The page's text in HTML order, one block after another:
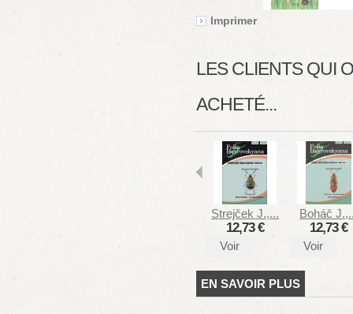
Imprimer
LES CLIENTS QUI
ACHETÉ...
Strejček J.,...
12,73 €
Voir
Boháč
12,73 €
Voir
EN SAVOIR PLUS